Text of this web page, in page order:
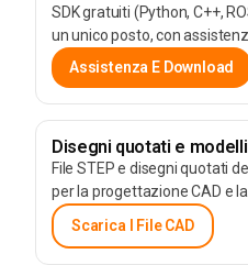
SDK gratuiti (Python, C++,
un unico posto, con
Assistenza E Download
Disegni quotati e modelli
File STEP e disegni quotati
per la progettazione CAD e
Scarica I File CAD